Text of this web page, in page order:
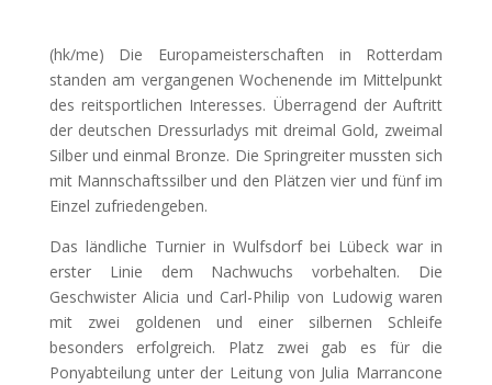
(hk/me) Die Europameisterschaften in Rotterdam
standen am vergangenen Wochenende im Mittelpunkt
des reitsportlichen Interesses. Überragend der Auftritt
der deutschen Dressurladys mit dreimal Gold, zweimal
Silber und einmal Bronze. Die Springreiter mussten sich
mit Mannschaftssilber und den Plätzen vier und fünf im
Einzel zufriedengeben.
Das ländliche Turnier in Wulfsdorf bei Lübeck war in
erster Linie dem Nachwuchs vorbehalten. Die
Geschwister Alicia und Carl-Philip von Ludowig waren
mit zwei goldenen und einer silbernen Schleife
besonders erfolgreich. Platz zwei gab es für die
Ponyabteilung unter der Leitung von Julia Marrancone